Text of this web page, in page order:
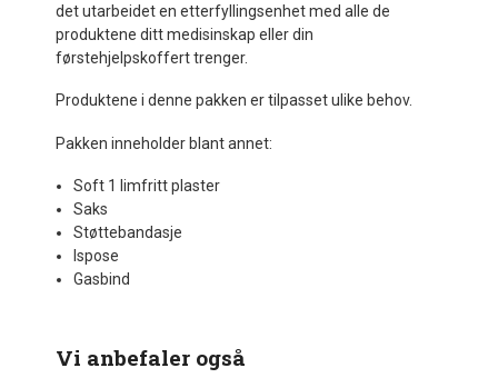
det utarbeidet en etterfyllingsenhet med alle de
produktene ditt medisinskap eller din
førstehjelpskoffert trenger.
Produktene i denne pakken er tilpasset ulike behov.
Pakken inneholder blant annet:
Soft 1 limfritt plaster
Saks
Støttebandasje
Ispose
Gasbind
Vi anbefaler også